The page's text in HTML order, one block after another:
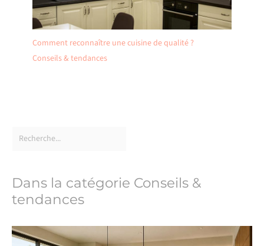
Comment reconnaître une cuisine de qualité ?
Conseils & tendances
Dans la catégorie Conseils &
tendances